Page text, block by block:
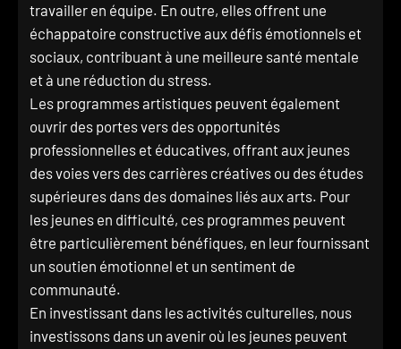
travailler en équipe. En outre, elles offrent une
échappatoire constructive aux défis émotionnels et
sociaux, contribuant à une meilleure santé mentale
et à une réduction du stress.
Les programmes artistiques peuvent également
ouvrir des portes vers des opportunités
professionnelles et éducatives, offrant aux jeunes
des voies vers des carrières créatives ou des études
supérieures dans des domaines liés aux arts. Pour
les jeunes en difficulté, ces programmes peuvent
être particulièrement bénéfiques, en leur fournissant
un soutien émotionnel et un sentiment de
communauté.
En investissant dans les activités culturelles, nous
investissons dans un avenir où les jeunes peuvent